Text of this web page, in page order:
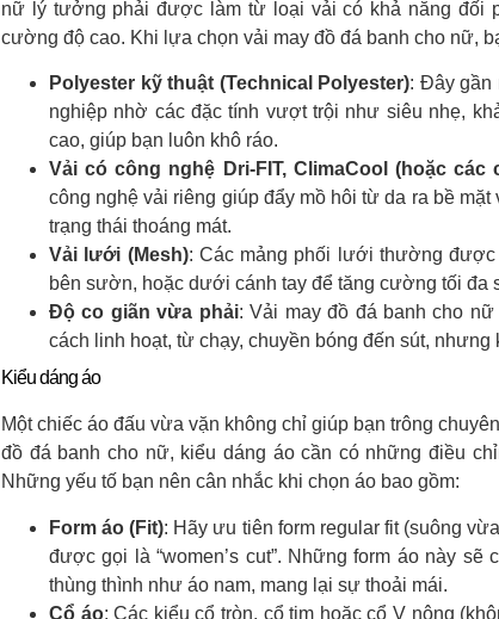
nữ lý tưởng phải được làm từ loại vải có khả năng đối
cường độ cao. Khi lựa chọn vải may đồ đá banh cho nữ,
Polyester kỹ thuật (Technical Polyester): Đây gần
nghiệp nhờ các đặc tính vượt trội như siêu nhẹ,
cao, giúp bạn luôn khô ráo.
Vải có công nghệ Dri-FIT, ClimaCool (hoặc
công nghệ vải riêng giúp đẩy mồ hôi từ da ra bề
trạng thái thoáng mát.
Vải lưới (Mesh): Các mảng phối lưới thường
bên sườn, hoặc dưới cánh tay để tăng cường tối đa
Độ co giãn vừa phải: Vải may đồ đá banh cho
cách linh hoạt, từ chạy, chuyền bóng đến sút,
Kiểu dáng áo
Một chiếc áo đấu vừa vặn không chỉ giúp bạn trông
đồ đá banh cho nữ, kiểu dáng áo cần có những điều
Những yếu tố bạn nên cân nhắc khi chọn áo bao gồm:
Form áo (Fit): Hãy ưu tiên form regular fit (suông
được gọi là “women’s cut”. Những form áo này
thùng thình như áo nam, mang lại sự thoải mái.
Cổ áo: Các kiểu cổ tròn, cổ tim hoặc cổ V nông